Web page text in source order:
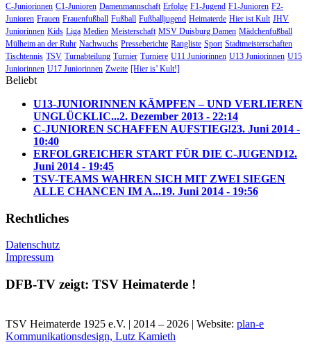
C-Juniorinnen C1-Junioren Damenmannschaft Erfolge F1-Jugend F1-Junioren F2-
Junioren Frauen Frauenfußball Fußball Fußballjugend Heimaterde Hier ist Kult JHV
Juniorinnen Kids Liga Medien Meisterschaft MSV Duisburg Damen Mädchenfußball
Mülheim an der Ruhr Nachwuchs Presseberichte Rangliste Sport Stadtmeisterschaften
Tischtennis TSV Turnabteilung Turnier Turniere U11 Juniorinnen U13 Juniorinnen U15
Juniorinnen U17 Juniorinnen Zweite [Hier is’ Kult!]
Beliebt
U13-JUNIORINNEN KÄMPFEN – UND VERLIEREN
UNGLÜCKLIC...2. Dezember 2013 - 22:14
C-JUNIOREN SCHAFFEN AUFSTIEG!23. Juni 2014 -
10:40
ERFOLGREICHER START FÜR DIE C-JUGEND12.
Juni 2014 - 19:45
TSV-TEAMS WAHREN SICH MIT ZWEI SIEGEN
ALLE CHANCEN IM A...19. Juni 2014 - 19:56
Rechtliches
Datenschutz
Impressum
DFB-TV zeigt: TSV Heimaterde !
TSV Heimaterde 1925 e.V. | 2014 – 2026 | Website: plan-e
Kommunikationsdesign, Lutz Kamieth